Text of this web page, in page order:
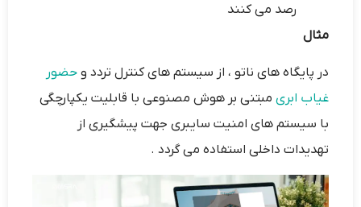
رصد می کنند
مثال
در پایگاه های ناتو ، از سیستم های کنترل تردد و حضور
غیاب ابری مبتنی بر هوش مصنوعی با قابلیت یکپارچگی
با سیستم های امنیت سایبری جهت پیشگیری از
تهدیدات داخلی استفاده می گردد .